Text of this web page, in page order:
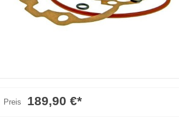
Preis 189,90 €*